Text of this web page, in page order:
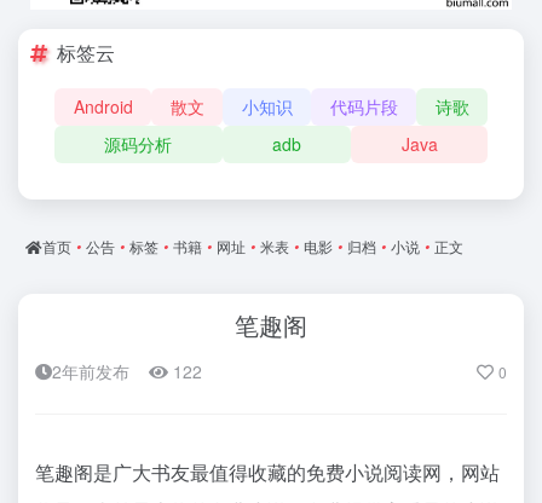
标签云
Android 散文 小知识 代码片段
诗歌
源码分析
adb Java
首页 • 公告 • 标签 • 书籍 • 网址 • 米表 • 电影 • 归档 • 小说 • 正文
笔趣阁
2年前发布 122 0
笔趣阁是广大书友最值得收藏的免费小说阅读网，网站